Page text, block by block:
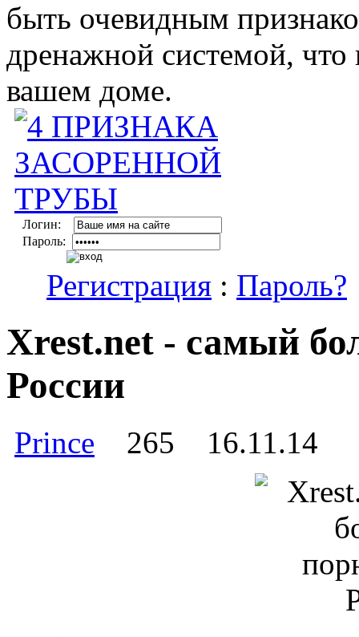
быть очевидным
дренажной системой, что
вашем доме.
Логин:
Пароль:
Регистрация : Пароль?
Xrest.net - самый
России
Prince 265 16.11.14